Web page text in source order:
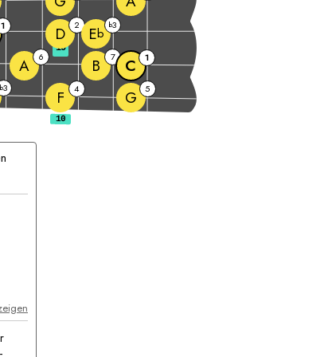
b3 F 4 G 5
A 6 B 7 C 1
1 D 2 Eb
b3
10